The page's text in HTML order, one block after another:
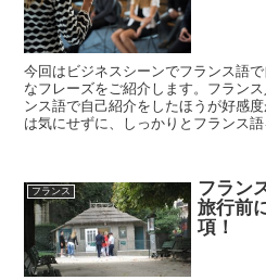
今回はビジネスシーンでフランス語
なフレーズをご紹介します。フラン
ンス語で自己紹介をしたほうが好感
は気にせずに、しっかりとフランス
フランス
フラン
旅行前
項！